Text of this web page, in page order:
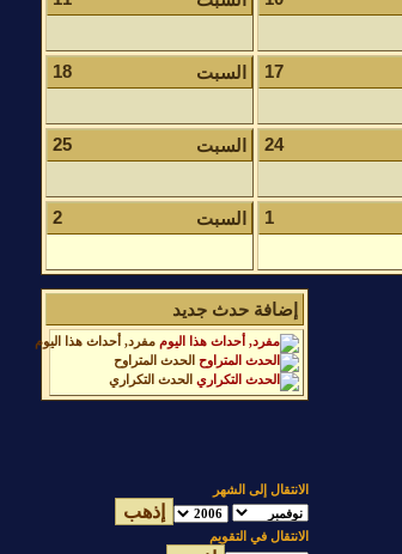
17
18 السبت
24
25 السبت
1
2 السبت
إضافة حدث جديد
مفرد, أحداث هذا اليوم
الحدث المتراوح
الحدث التكراري
الانتقال إلى الشهر
الانتقال في التقويم